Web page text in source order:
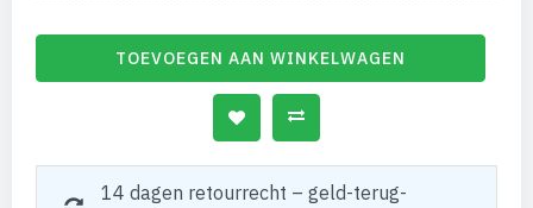
TOEVOEGEN AAN WINKELWAGEN
14 dagen retourrecht – geld-terug-